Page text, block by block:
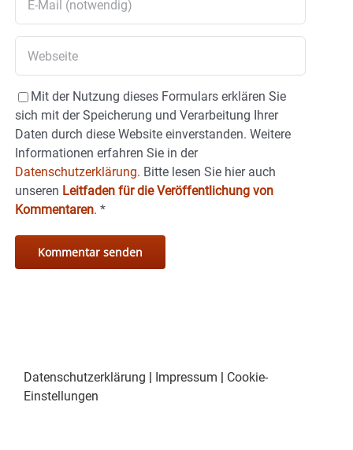
Mit der Nutzung dieses Formulars erklären Sie
sich mit der Speicherung und Verarbeitung Ihrer
Daten durch diese Website einverstanden. Weitere
Informationen erfahren Sie in der
Datenschutzerklärung. Bitte lesen Sie hier auch
unseren Leitfaden für die Veröffentlichung von
Kommentaren. *
Datenschutzerklärung Impressum
Cookie-
Einstellungen